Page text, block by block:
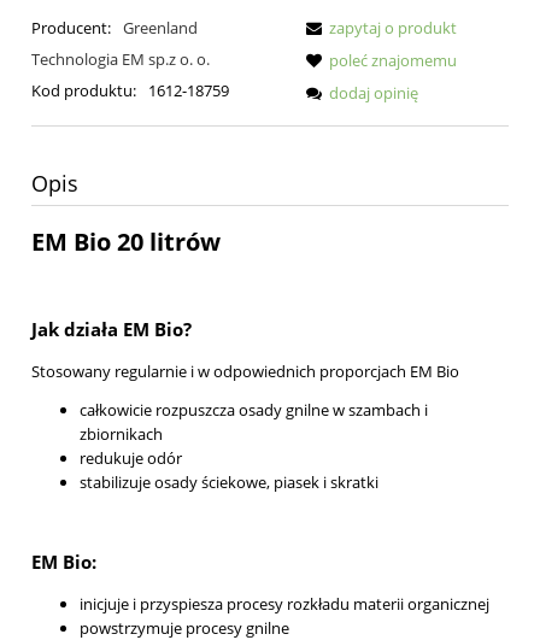
Producent: Greenland
Technologia EM sp.z o. o.
Kod produktu:
1612-18759
zapytaj o produkt
poleć znajomemu
dodaj opinię
Opis
EM Bio 20 litrów
Jak działa EM Bio?
Stosowany regularnie i w odpowiednich proporcjach EM Bio
całkowicie rozpuszcza osady gnilne w szambach i
zbiornikach
redukuje odór
stabilizuje osady ściekowe, piasek i skratki
EM Bio:
inicjuje i przyspiesza procesy rozkładu materii organicznej
powstrzymuje procesy gnilne